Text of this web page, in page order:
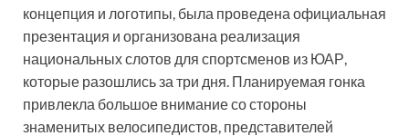
концепция и логотипы, была проведена официальная
презентация и организована реализация
национальных слотов для спортсменов из ЮАР,
которые разошлись за три дня. Планируемая гонка
привлекла большое внимание со стороны
знаменитых велосипедистов, представителей